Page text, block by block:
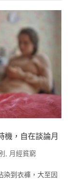
機，自在談論月
月經貧窮
染到衣褲，大至因